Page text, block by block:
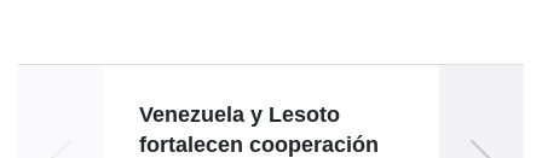
Venezuela y Lesoto
fortalecen cooperación
en